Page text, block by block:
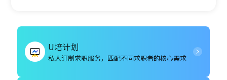
U培计划
私人订制求职服务，匹配不同求职者的核心需求